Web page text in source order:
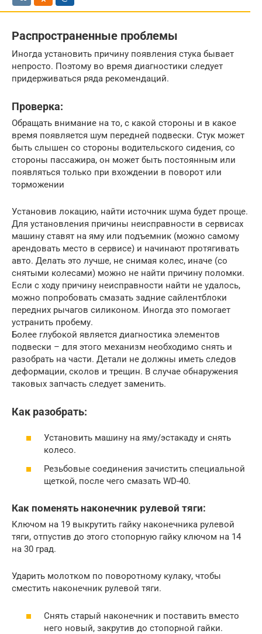
Распространенные проблемы
Иногда установить причину появления стука бывает
непросто. Поэтому во время диагностики следует
придерживаться ряда рекомендаций.
Проверка:
Обращать внимание на то, с какой стороны и в какое
время появляется шум передней подвески. Стук может
быть слышен со стороны водительского сидения, со
стороны пассажира, он может быть постоянным или
появляться только при вхождении в поворот или
торможении
Установив локацию, найти источник шума будет проще.
Для установления причины неисправности в сервисах
машину ставят на яму или подъемник (можно самому
арендовать место в сервисе) и начинают протягивать
авто. Делать это лучше, не снимая колес, иначе (со
снятыми колесами) можно не найти причину поломки.
Если с ходу причину неисправности найти не удалось,
можно попробовать смазать задние сайлентблоки
передних рычагов силиконом. Иногда это помогает
устранить пробему.
Более глубокой является диагностика элементов
подвески – для этого механизм необходимо снять и
разобрать на части. Детали не должны иметь следов
деформации, сколов и трещин. В случае обнаружения
таковых запчасть следует заменить.
Как разобрать:
Установить машину на яму/эстакаду и снять
колесо.
Резьбовые соединения зачистить специальной
щеткой, после чего смазать WD-40.
Как поменять наконечник рулевой тяги:
Ключом на 19 выкрутить гайку наконечника рулевой
тяги, отпустив до этого стопорную гайку ключом на 14
на 30 град.
Ударить молотком по поворотному кулаку, чтобы
сместить наконечник рулевой тяги.
Снять старый наконечник и поставить вместо
него новый, закрутив до стопорной гайки.